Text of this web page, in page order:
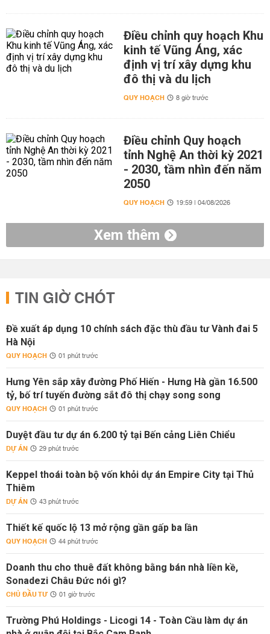
Điều chỉnh quy hoạch Khu
kinh tế Vũng Áng, xác
định vị trí xây dựng khu
đô thị và du lịch
QUY HOẠCH 8 giờ trước
Điều chỉnh Quy hoạch
tỉnh Nghệ An thời kỳ 2021
- 2030, tầm nhìn đến năm
2050
QUY HOẠCH 19:59 | 04/08/2026
Xem thêm
TIN GIỜ CHÓT
Đề xuất áp dụng 10 chính sách đặc thù đầu tư Vành đai 5
Hà Nội
QUY HOẠCH 01 phút trước
Hưng Yên sắp xây đường Phố Hiến - Hưng Hà gần 16.500
tỷ, bố trí tuyến đường sắt đô thị chạy song song
QUY HOẠCH 01 phút trước
Duyệt đầu tư dự án 6.200 tỷ tại Bến cảng Liên Chiểu
DỰ ÁN 29 phút trước
Keppel thoái toàn bộ vốn khỏi dự án Empire City tại Thủ
Thiêm
DỰ ÁN 43 phút trước
Thiết kế quốc lộ 13 mở rộng gần gấp ba lần
QUY HOẠCH 44 phút trước
Doanh thu cho thuê đất không bằng bán nhà liền kề,
Sonadezi Châu Đức nói gì?
CHỦ ĐẦU TƯ 01 giờ trước
Trường Phú Holdings - Licogi 14 - Toàn Cầu làm dự án